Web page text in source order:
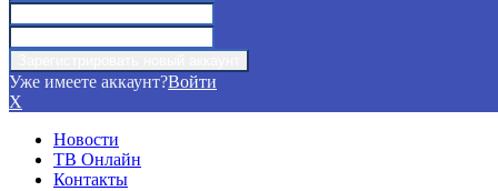
Уже имеете аккаунт?Войти
X
Новости
ТВ Онлайн
Контакты